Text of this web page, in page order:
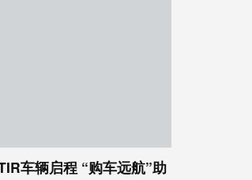
车辆启程 “购车远航”助